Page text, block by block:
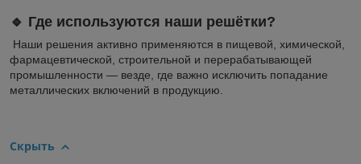
🔹 Где используются наши решётки?
Наши решения активно применяются в пищевой, химической,
фармацевтической, строительной и перерабатывающей
промышленности — везде, где важно исключить попадание
металлических включений в продукцию.
Скрыть